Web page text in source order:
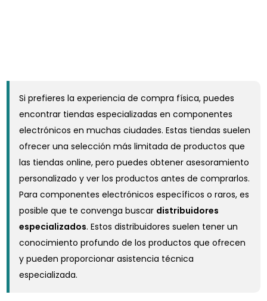
Si prefieres la experiencia de compra física, puedes
encontrar tiendas especializadas en componentes
electrónicos en muchas ciudades. Estas tiendas suelen
ofrecer una selección más limitada de productos que
las tiendas online, pero puedes obtener asesoramiento
personalizado y ver los productos antes de comprarlos.
Para componentes electrónicos específicos o raros, es
posible que te convenga buscar distribuidores
especializados. Estos distribuidores suelen tener un
conocimiento profundo de los productos que ofrecen
y pueden proporcionar asistencia técnica
especializada.